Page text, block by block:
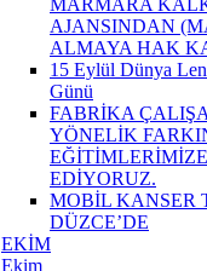
AJANSINDAN
ALMAYA HAK
15 Eylül Dünya
Günü
FABRİKA
YÖNELİK
EDİYORUZ.
MOBİL KANSER
DÜZCE’DE
EKİM
Ekim